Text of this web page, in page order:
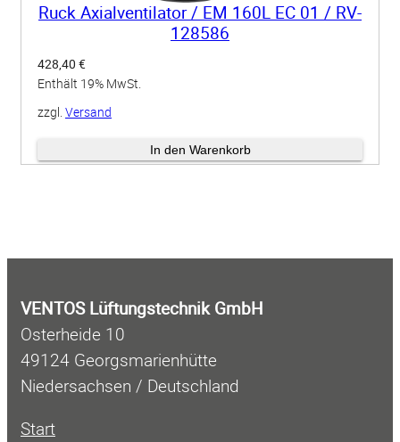
Ruck Axialventilator / EM 160L EC 01 / RV-
128586
428,40 €
Enthält 19% MwSt.
zzgl. Versand
Lieferzeit: ca. 3-4 Wochen
In den Warenkorb
VENTOS Lüftungstechnik GmbH
Osterheide 10
49124 Georgsmarienhütte
Niedersachsen / Deutschland
Start